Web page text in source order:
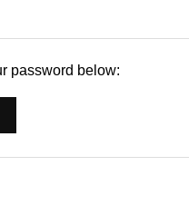
password below: